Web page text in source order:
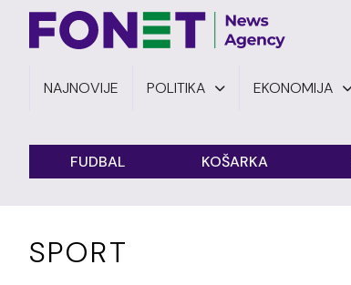
NAJNOVIJE POLITIKA EKONOMIJA
FUDBAL KOŠARKA
SPORT